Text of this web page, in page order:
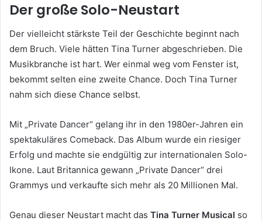
Der große Solo-Neustart
Der vielleicht stärkste Teil der Geschichte beginnt nach
dem Bruch. Viele hätten Tina Turner abgeschrieben. Die
Musikbranche ist hart. Wer einmal weg vom Fenster ist,
bekommt selten eine zweite Chance. Doch Tina Turner
nahm sich diese Chance selbst.
Mit „Private Dancer“ gelang ihr in den 1980er-Jahren ein
spektakuläres Comeback. Das Album wurde ein riesiger
Erfolg und machte sie endgültig zur internationalen Solo-
Ikone. Laut Britannica gewann „Private Dancer“ drei
Grammys und verkaufte sich mehr als 20 Millionen Mal.
Genau dieser Neustart macht das Tina Turner Musical so